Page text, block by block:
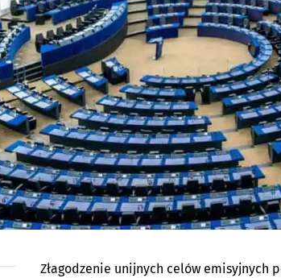
Złagodzenie unijnych celów emisyjnych